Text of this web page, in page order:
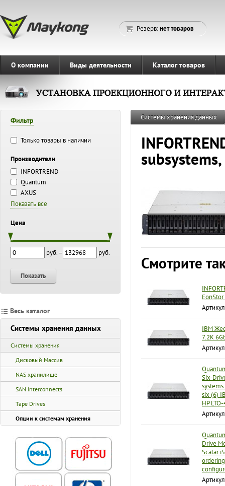
Резерв:нет товаров
О компании Виды деятельности Каталог товаров
Фильтр
Только товары в наличии
Производители
INFORTREND
Quantum
AXUS
Показать все
Цена
руб. – руб.
Показать
Весь каталог
Системы хранения данных
Системы хранения
Дисковый Массив
NAS хранилище
SAN Interconnects
Tape Drives
Опции к системам хранения
Системы хранения данных
Смотрите
IBM
7.2K
Six-
six (6)
HP
Drive
Scalar